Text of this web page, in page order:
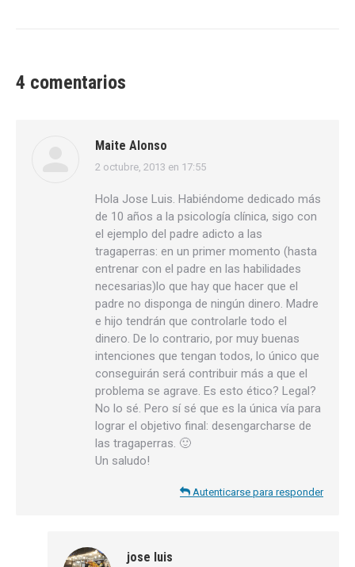
4 comentarios
Maite Alonso
dice:
2 octubre, 2013 en 17:55
Hola Jose Luis. Habiéndome dedicado más
de 10 años a la psicología clínica, sigo con
el ejemplo del padre adicto a las
tragaperras: en un primer momento (hasta
entrenar con el padre en las habilidades
necesarias)lo que hay que hacer que el
padre no disponga de ningún dinero. Madre
e hijo tendrán que controlarle todo el
dinero. De lo contrario, por muy buenas
intenciones que tengan todos, lo único que
conseguirán será contribuir más a que el
problema se agrave. Es esto ético? Legal?
No lo sé. Pero sí sé que es la única vía para
lograr el objetivo final: desengarcharse de
las tragaperras. 🙂
Un saludo!
Autenticarse para responder
jose luis